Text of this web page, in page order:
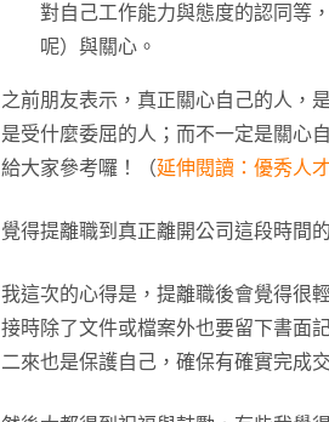
對自己工作能力與態度的認同等
呢）與關心。
之前朋友表示，真正關心自己的人，
是受什麼委屈的人；而不一定是關心
給大家參考囉！（延伸閱讀：優秀人
覺得提離職到真正離開公司這段時間
我這次的心得是，提離職後會覺得很
接時除了文件或檔案外也要留下書面
二來也是保護自己，確保有確實完成